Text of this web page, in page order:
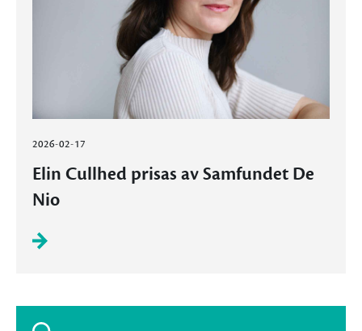
2026-02-17
Elin Cullhed prisas av Samfundet De
Nio